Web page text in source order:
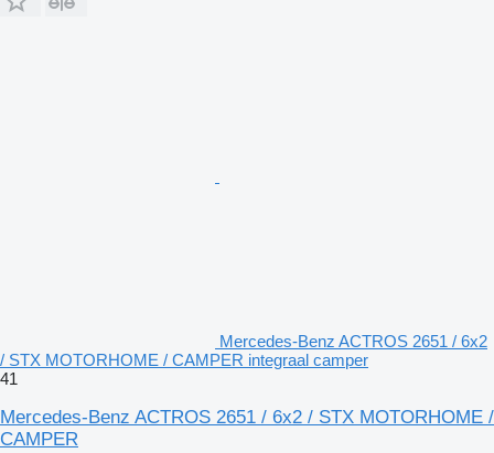
Mercedes-Benz ACTROS 2651 / 6x2
/ STX MOTORHOME / CAMPER integraal camper
41
Mercedes-Benz ACTROS 2651 / 6x2 / STX MOTORHOME /
CAMPER